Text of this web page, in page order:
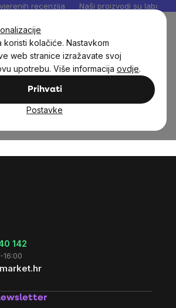
koristi kolačiće. Nastavkom
web stranice izražavate svoj
upotrebu. Više informacija ovdje.
Prihvati
Postavke
recenzija Naši proizvodi su
Health
marke
142
16:00